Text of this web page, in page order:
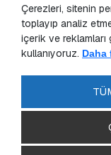
Legal
Privacy Policy
Çerezleri, sitenin
toplayıp analiz
içerik ve
kullanıyoruz. Daha